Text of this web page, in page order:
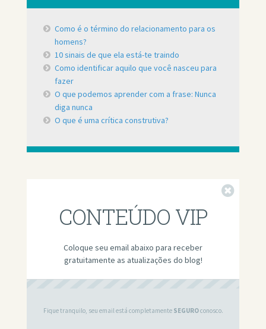
Como é o término do relacionamento para os
homens?
10 sinais de que ela está-te traindo
Como identificar aquilo que você nasceu para
fazer
O que podemos aprender com a frase: Nunca
diga nunca
O que é uma crítica construtiva?
CONTEÚDO VIP
Coloque seu email abaixo para receber
gratuitamente as atualizações do blog!
Fique tranquilo, seu email está completamente SEGUROconosco.